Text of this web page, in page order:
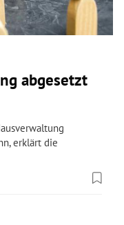
abgesetzt
erklärt die